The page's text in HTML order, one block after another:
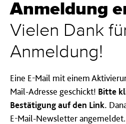
Anmeldung
Vielen Dank
Anmeldung!
Eine E-Mail mit einem
Mail-Adresse geschickt! Bitte
Bestätigung auf den Link.
E-Mail-Newsletter angemeldet.